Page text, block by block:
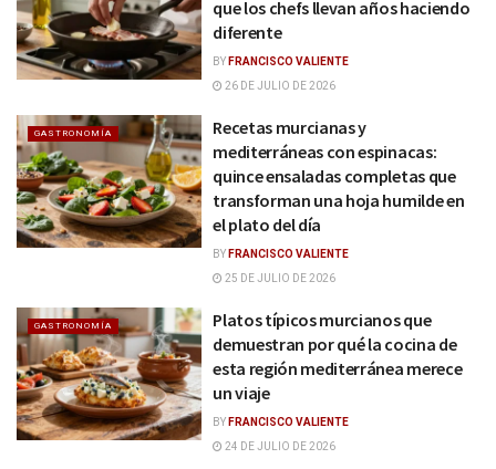
que los chefs llevan años haciendo
diferente
BY FRANCISCO VALIENTE
26 DE JULIO DE 2026
GASTRONOMÍA
Recetas murcianas y
mediterráneas con espinacas:
quince ensaladas completas que
transforman una hoja humilde en
el plato del día
BY FRANCISCO VALIENTE
25 DE JULIO DE 2026
GASTRONOMÍA
Platos típicos murcianos que
demuestran por qué la cocina de
esta región mediterránea merece
un viaje
BY FRANCISCO VALIENTE
24 DE JULIO DE 2026